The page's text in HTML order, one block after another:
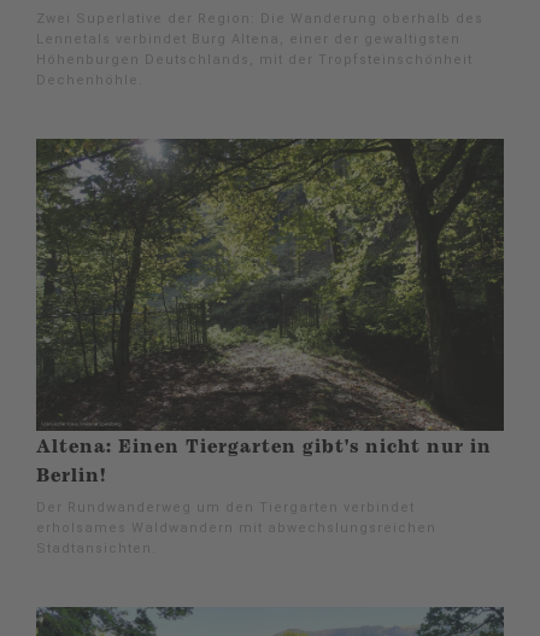
Zwei Superlative der Region: Die Wanderung oberhalb des
Lennetals verbindet Burg Altena, einer der gewaltigsten
Höhenburgen Deutschlands, mit der Tropfsteinschönheit
Dechenhöhle.
Altena: Einen Tiergarten gibt's nicht nur in
Berlin!
Der Rundwanderweg um den Tiergarten verbindet
erholsames Waldwandern mit abwechslungsreichen
Stadtansichten.